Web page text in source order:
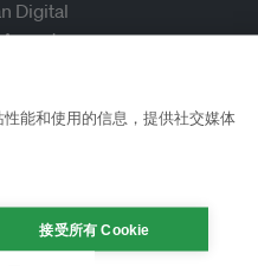
能和使用的信息，提供社交媒体
接受所有 Cookie